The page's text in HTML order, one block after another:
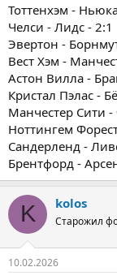
Тоттенхэм -
Челси - Лидс - 2:1
Эвертон -
Вест Хэм -
Астон Вилла -
Кристал Пэлас -
Манчестер Сити -
Ноттингем
Сандерленд -
Брентфорд -
K kolos
Старожил
10.02.2026